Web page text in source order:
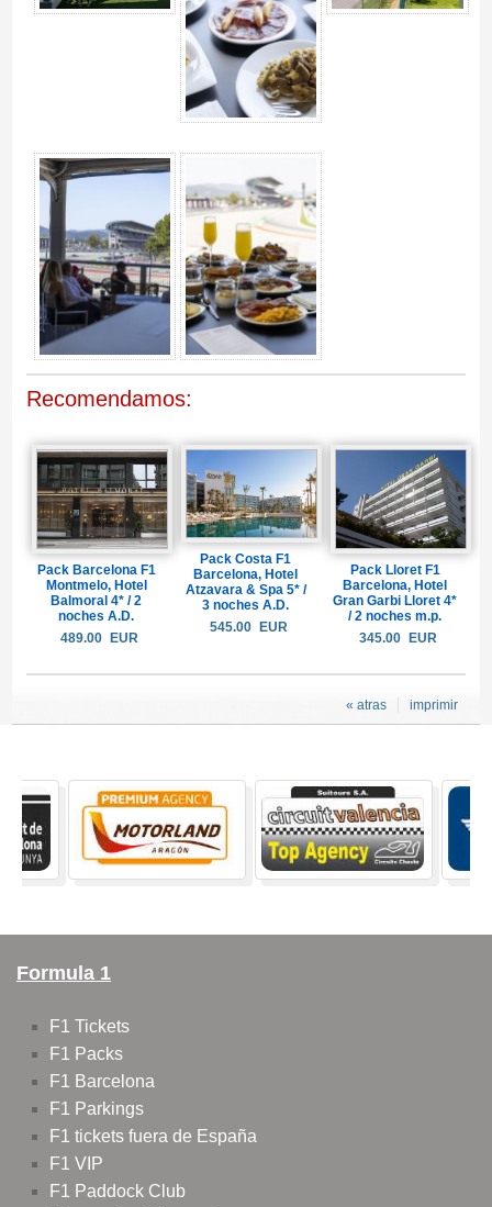
Recomendamos:
Pack Barcelona F1
Montmelo, Hotel
Balmoral 4* / 2
noches A.D.
489.00 EUR
Pack Costa F1
Barcelona, Hotel
Atzavara & Spa 5* /
3 noches A.D.
545.00 EUR
Pack Lloret F1
Barcelona, Hotel
Gran Garbi Lloret 4*
/ 2 noches m.p.
345.00 EUR
imprimir
« atras
Formula 1
F1 Tickets
F1 Packs
F1 Barcelona
F1 Parkings
F1 tickets fuera de España
F1 VIP
F1 Paddock Club